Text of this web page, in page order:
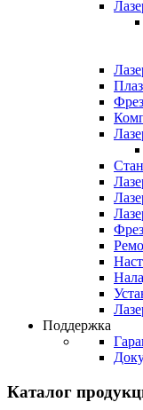
Поддержка
Каталог